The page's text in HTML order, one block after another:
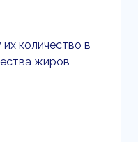
количество в
жиров